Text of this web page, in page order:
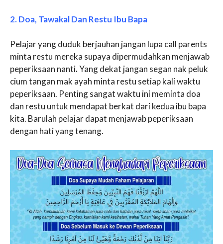
2. Doa, Tawakal Dan Restu Ibu Bapa
Pelajar yang duduk berjauhan jangan lupa call parents
minta restu mereka supaya dipermudahkan menjawab
peperiksaan nanti.Yang dekat jangan segan nak peluk
cium tangan mak ayah minta restu setiap kali waktu
peperiksaan. Penting sangat waktu ini meminta doa
dan restu untuk mendapat berkat dari kedua ibu bapa
kita. Barulah pelajar dapat menjawab peperiksaan
dengan hati yang tenang.